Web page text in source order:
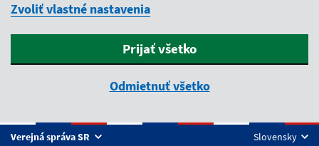
Preskočiť na hlavný obsah
Verejná správa SR Slovensky
Zvoliť vlastné nastavenia
Prijať všetko
Odmietnuť všetko